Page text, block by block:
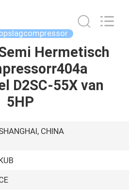
Hermetisch
D2SC-55X van
5HP
CHINA